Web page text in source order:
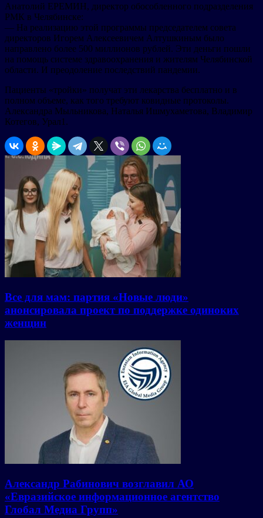
Анатолий ЕРЕМИН, директор обособленного подразделения
РМК в Челябинске:
— На реализацию этой программы председателем совета
директоров Игорем Алексеевичем Алтушкиным было
направлено более 500 миллионов рублей. Эти деньги пошли
на помощь системе здравоохранения и жителям Челябинской
области. И преодоление последствий пандемии.
Пациенты «тройки» получат эти лекарства бесплатно и в
полном объеме, как того требуют ковидные протоколы.
Александра Мыльникова, Наталья Ишмухаметова, Владимир
Котегов, Урал1.
Все для мам: партия «Новые люди»
анонсировала проект по поддержке одиноких
женщин
Александр Рабинович возглавил АО
«Евразийское информационное агентство
Глобал Медиа Групп»